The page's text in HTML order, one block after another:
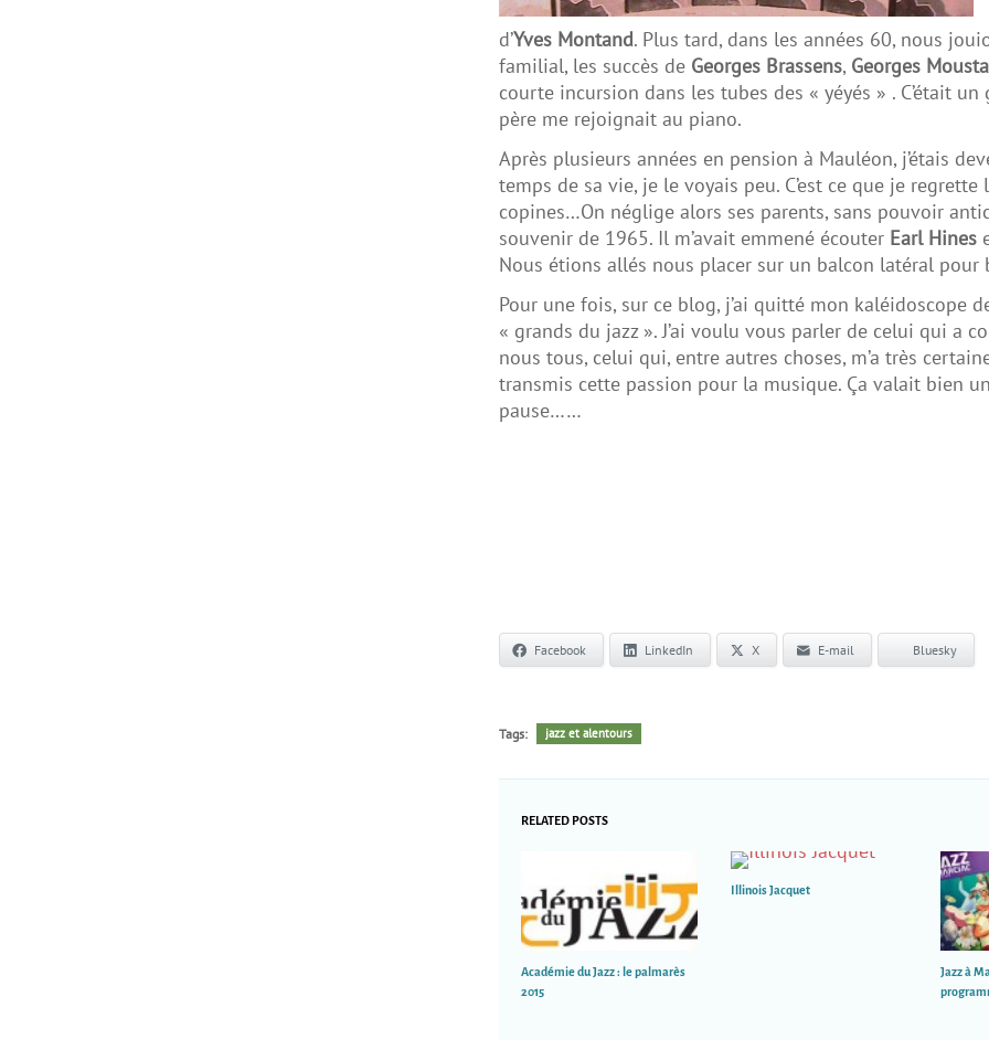
d’Yves Montand. Plus tard, dans les années 60, nous
familial, les succès de Georges Brassens, Georges
courte incursion dans les tubes des « yéyés » . C’était
père me rejoignait au piano.
Après plusieurs années en pension à Mauléon, j’étais
temps de sa vie, je le voyais peu. C’est ce que je
copines…On néglige alors ses parents, sans pouvoir
souvenir de 1965. Il m’avait emmené écouter Earl Hines
Nous étions allés nous placer sur un balcon latéral
Pour une fois, sur ce blog, j’ai quitté mon kaléidoscope
« grands du jazz ». J’ai voulu vous parler de celui qui a
nous tous, celui qui, entre autres choses, m’a très
transmis cette passion pour la musique. Ça valait bien
pause……
Facebook LinkedIn X E-mail Bluesky
Tags: jazz et alentours
RELATED POSTS
Académie du Jazz : le palmarès
2015
Illinois Jacquet
Jazz à